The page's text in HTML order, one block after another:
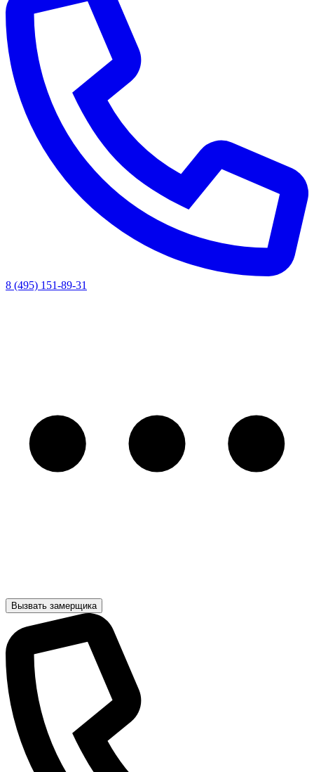
8 (495) 151-89-31
Вызвать замерщика